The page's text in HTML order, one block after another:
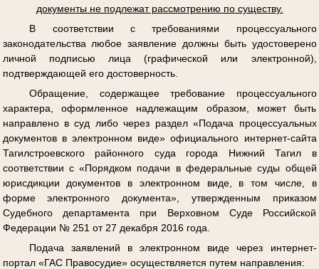
документы не подлежат рассмотрению по существу.
В соответствии с требованиями процессуального
законодательства любое заявление должны быть удостоверено
личной подписью лица (графической или электронной),
подтверждающей его достоверность.
Обращение, содержащее требование процессуального
характера, оформленное надлежащим образом, может быть
направлено в суд либо через раздел «Подача процессуальных
документов в электронном виде» официального интернет-сайта
Тагилстроевского районного суда города Нижний Тагил в
соответствии с «Порядком подачи в федеральные суды общей
юрисдикции документов в электронном виде, в том числе, в
форме электронного документа», утвержденным приказом
Судебного департамента при Верховном Суде Российской
Федерации № 251 от 27 декабря 2016 года.
Подача заявлений в электронном виде через интернет-
портал «ГАС Правосудие» осуществляется путем направления: